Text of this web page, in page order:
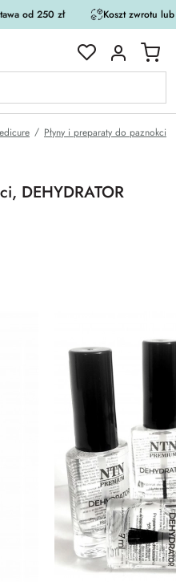
od 250 zł Koszt zwrotu
Płyny i preparaty do paznokci
DEHYDRATOR